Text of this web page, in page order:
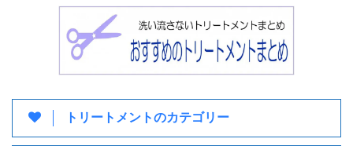
トリートメントのカテゴリー